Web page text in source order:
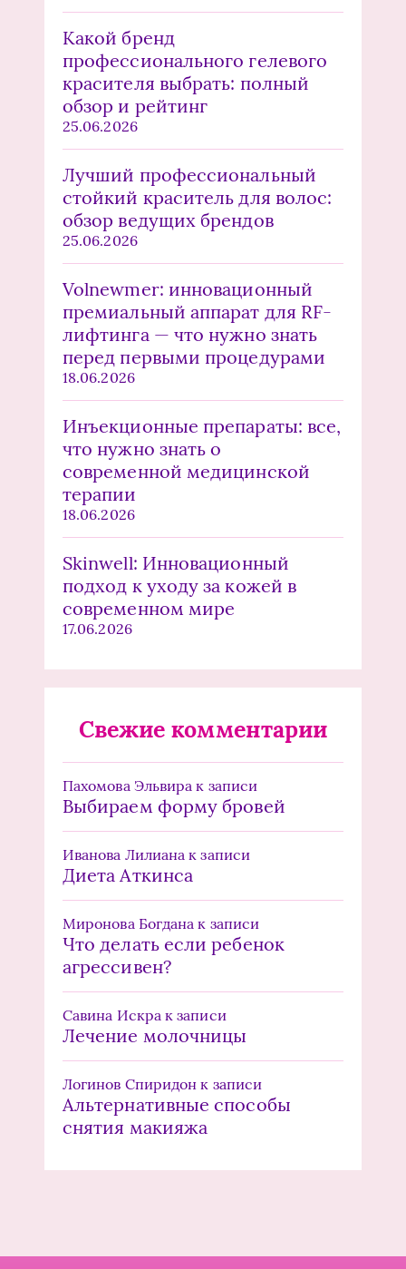
Какой бренд
профессионального гелевого
красителя выбрать: полный
обзор и рейтинг
25.06.2026
Лучший профессиональный
стойкий краситель для волос:
обзор ведущих брендов
25.06.2026
Volnewmer: инновационный
премиальный аппарат для RF-
лифтинга — что нужно знать
перед первыми процедурами
18.06.2026
Инъекционные препараты: все,
что нужно знать о
современной медицинской
терапии
18.06.2026
Skinwell: Инновационный
подход к уходу за кожей в
современном мире
17.06.2026
Свежие комментарии
Пахомова Эльвира к записи
Выбираем форму бровей
Иванова Лилиана к записи
Диета Аткинса
Миронова Богдана к записи
Что делать если ребенок
агрессивен?
Савина Искра к записи
Лечение молочницы
Логинов Спиридон к записи
Альтернативные способы
снятия макияжа